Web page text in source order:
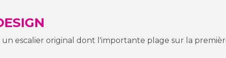
escalier original dont l'importante plage sur la